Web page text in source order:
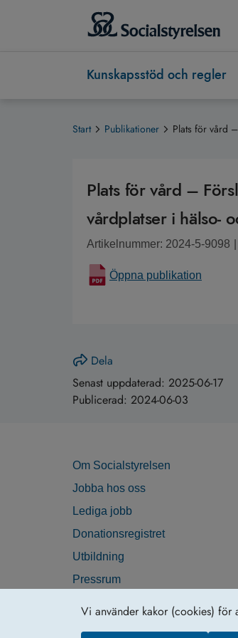
Vi använder kakor (cookies) för
Kunskapsstöd och regler
Start Publikationer Plats för vård
Plats för vård –
vårdplatser i hälso-
Artikelnummer: 2024-5-9098
Öppna publikation
Dela
Senast uppdaterad: 2025-06-17
Publicerad: 2024-06-03
Om Socialstyrelsen
Jobba hos oss
Lediga jobb
Donationsregistret
Utbildning
Pressrum